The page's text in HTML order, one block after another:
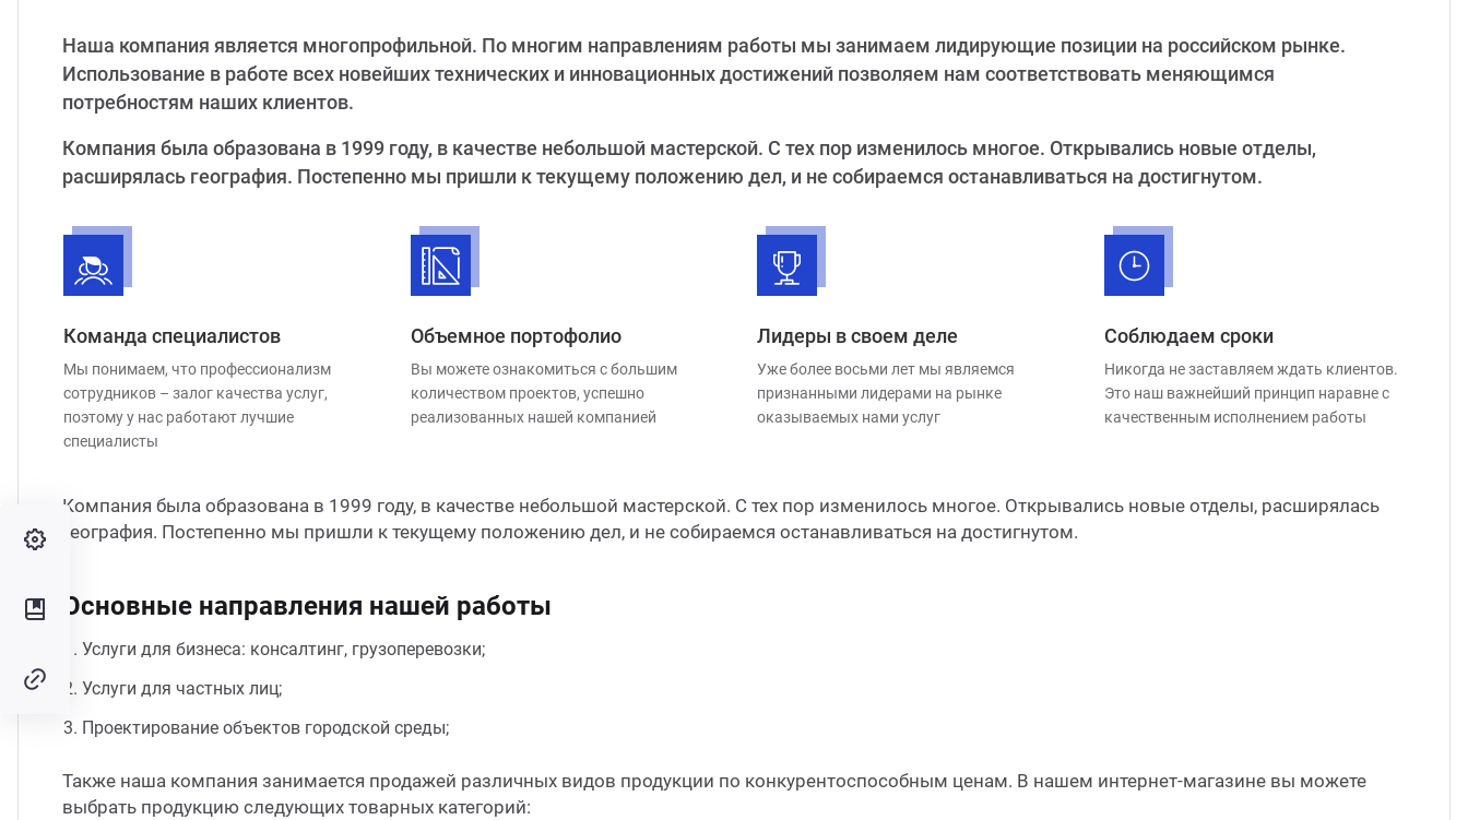
Наша компания является многопрофильной. По многим направлениям работы мы занимаем лидирующие позиции на российском рынке.
Использование в работе всех новейших технических и инновационных достижений позволяем нам соответствовать меняющимся
потребностям наших клиентов.
Компания была образована в 1999 году, в качестве небольшой мастерской. С тех пор изменилось многое. Открывались новые отделы,
расширялась география. Постепенно мы пришли к текущему положению дел, и не собираемся останавливаться на достигнутом.
Команда специалистов
Мы понимаем, что профессионализм
сотрудников – залог качества услуг,
поэтому у нас работают лучшие
специалисты
Объемное портофолио
Вы можете ознакомиться с большим
количеством проектов, успешно
реализованных нашей компанией
Лидеры в своем деле
Уже более восьми лет мы являемся
признанными лидерами на рынке
оказываемых нами услуг
Соблюдаем сроки
Никогда не заставляем ждать клиентов.
Это наш важнейший принцип наравне с
качественным исполнением работы
Компания была образована в 1999 году, в качестве небольшой мастерской. С тех пор изменилось многое. Открывались новые отделы, расширялась
география. Постепенно мы пришли к текущему положению дел, и не собираемся останавливаться на достигнутом.
Основные направления нашей работы
Услуги для бизнеса: консалтинг, грузоперевозки;
Услуги для частных лиц;
Проектирование объектов городской среды;
Также наша компания занимается продажей различных видов продукции по конкурентоспособным ценам. В нашем интернет-магазине вы можете
выбрать продукцию следующих товарных категорий: